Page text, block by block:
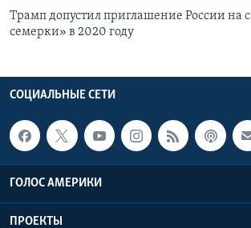
Трамп допустил приглашение России на
семерки» в 2020 году
СОЦИАЛЬНЫЕ СЕТИ
ГОЛОС АМЕРИКИ
ПРОЕКТЫ